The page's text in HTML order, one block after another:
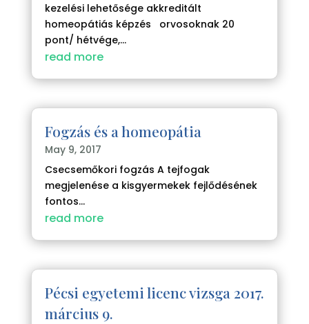
kezelési lehetősége akkreditált
homeopátiás képzés orvosoknak 20
pont/ hétvége,...
read more
Fogzás és a homeopátia
May 9, 2017
Csecsemőkori fogzás A tejfogak
megjelenése a kisgyermekek fejlődésének
fontos...
read more
Pécsi egyetemi licenc vizsga 2017.
március 9.